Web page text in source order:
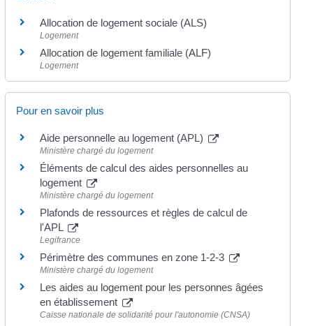
Allocation de logement sociale (ALS)
Logement
Allocation de logement familiale (ALF)
Logement
Pour en savoir plus
Aide personnelle au logement (APL)
Ministère chargé du logement
Éléments de calcul des aides personnelles au
logement
Ministère chargé du logement
Plafonds de ressources et règles de calcul de
l'APL
Legifrance
Périmètre des communes en zone 1-2-3
Ministère chargé du logement
Les aides au logement pour les personnes âgées
en établissement
Caisse nationale de solidarité pour l'autonomie (CNSA)